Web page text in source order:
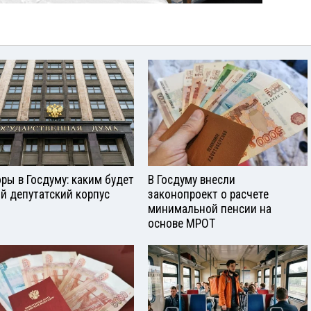
в Госдуму: каким будет
депутатский корпус
В Госдуму внесли
законопроект о расчете
минимальной пенсии на
основе МРОТ